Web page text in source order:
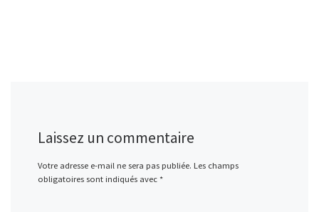
Laissez un commentaire
Votre adresse e-mail ne sera pas publiée. Les champs
obligatoires sont indiqués avec *